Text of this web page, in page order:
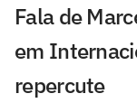
Fala de
em
repercute